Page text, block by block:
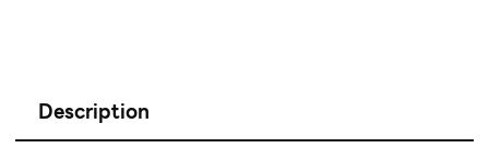
Description